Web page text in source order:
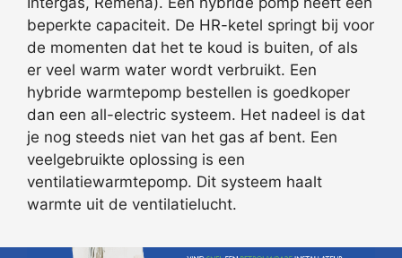
beperkte capaciteit. De HR-ketel springt bij voor
de momenten dat het te koud is buiten, of als
er veel warm water wordt verbruikt. Een
hybride warmtepomp bestellen is goedkoper
dan een all-electric systeem. Het nadeel is dat
je nog steeds niet van het gas af bent. Een
veelgebruikte oplossing is een
ventilatiewarmtepomp. Dit systeem haalt
warmte uit de ventilatielucht.